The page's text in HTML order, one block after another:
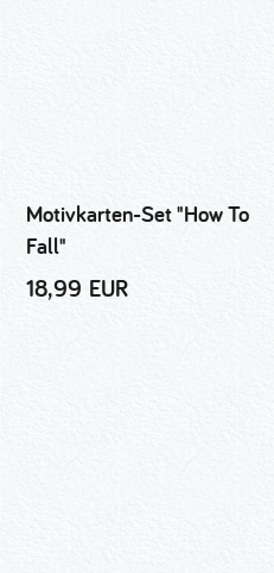
Motivkarten-Set "How To
Fall"
18,99 EUR